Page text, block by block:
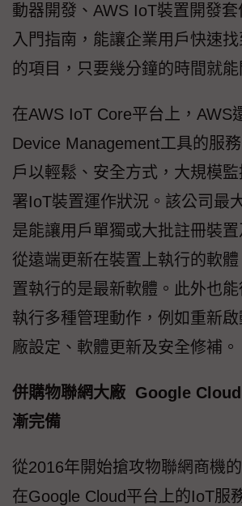
動器開發、AWS IoT裝置開發
入門指南，能讓企業用戶快速
的項目，只要幾分鐘的時間就能
在AWS IoT Core平台上，AWS
Device Management工具的服
戶以輕鬆、安全方式，大規模
署IoT裝置運作狀況。該公司最
是能讓用戶單獨或大批註冊裝置
從遠端更新在裝置上執行的軟
置執行的是最新軟體。此外也
執行多種管理動作，例如重新
廠設定、軟體更新及安全修補。
併購物聯網大廠 Google
漸完備
從2016年開始搶攻物聯網商機
在Google Cloud平台上的IoT服